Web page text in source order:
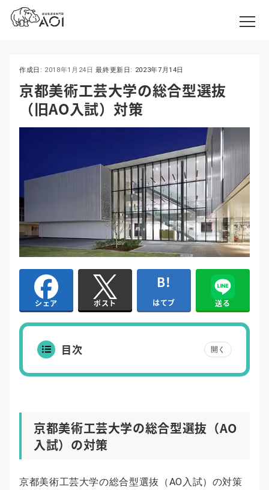
作成日: 2018年1月24日最終更新日: 2023年7月14日
京都美術工芸大学の総合型選抜
（旧AO入試）対策
シェア ポスト はてブ 送る
目次 開く
京都美術工芸大学の総合型選抜（AO
入試）の対策
京都美術工芸大学の総合型選抜（AO入試）の対策